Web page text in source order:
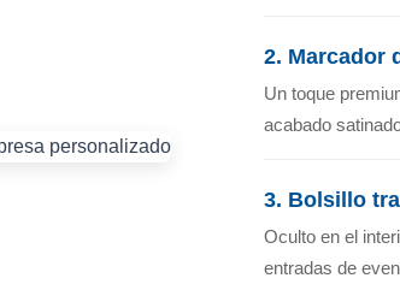
2. Marcador
Un toque
acabado
3. Bolsillo
Oculto en el
entradas de